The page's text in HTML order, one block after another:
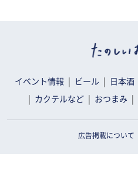
イベント情報 ビール 日本酒
カクテルなど おつまみ
広告掲載について